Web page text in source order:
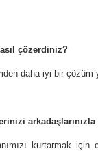
çözerdiniz?
daha iyi bir çözüm
arkadaşlarınızla
kurtarmak için